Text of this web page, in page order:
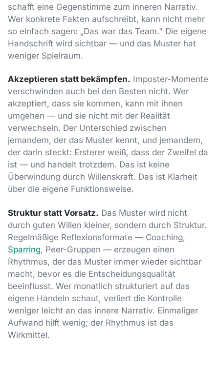
schafft eine Gegenstimme zum inneren Narrativ.
Wer konkrete Fakten aufschreibt, kann nicht mehr
so einfach sagen: „Das war das Team." Die eigene
Handschrift wird sichtbar — und das Muster hat
weniger Spielraum.
Akzeptieren statt bekämpfen. Imposter-Momente
verschwinden auch bei den Besten nicht. Wer
akzeptiert, dass sie kommen, kann mit ihnen
umgehen — und sie nicht mit der Realität
verwechseln. Der Unterschied zwischen
jemandem, der das Muster kennt, und jemandem,
der darin steckt: Ersterer weiß, dass der Zweifel da
ist — und handelt trotzdem. Das ist keine
Überwindung durch Willenskraft. Das ist Klarheit
über die eigene Funktionsweise.
Struktur statt Vorsatz. Das Muster wird nicht
durch guten Willen kleiner, sondern durch Struktur.
Regelmäßige Reflexionsformate — Coaching,
Sparring, Peer-Gruppen — erzeugen einen
Rhythmus, der das Muster immer wieder sichtbar
macht, bevor es die Entscheidungsqualität
beeinflusst. Wer monatlich strukturiert auf das
eigene Handeln schaut, verliert die Kontrolle
weniger leicht an das innere Narrativ. Einmaliger
Aufwand hilft wenig; der Rhythmus ist das
Wirkmittel.